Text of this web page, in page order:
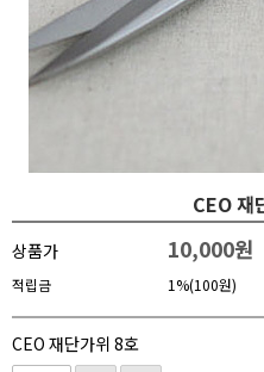
CEO 재
상품가 10,000원
적립금 1%(100원)
CEO 재단가위 8호